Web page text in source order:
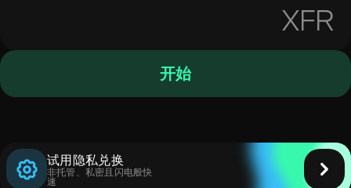
XFR
开始
试用隐私兑换
非托管、私密且闪电般快
速